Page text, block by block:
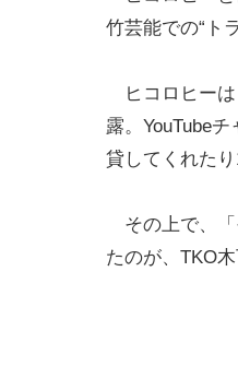
竹芸能での“ト
ヒコロヒーは
露。YouTube
貸してくれた
その上で、「
たのが、TKO木